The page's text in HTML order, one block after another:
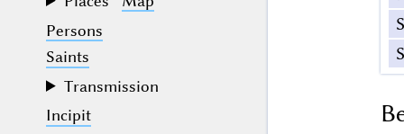
Persons
Saints
Transmission
Incipit